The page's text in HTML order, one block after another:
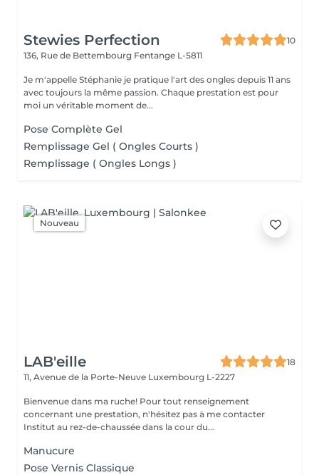
Stewies Perfection
10
136, Rue de Bettembourg Fentange L-5811
Je m'appelle Stéphanie je pratique l'art des ongles depuis 11 ans
avec toujours la même passion. Chaque prestation est pour
moi un véritable moment de...
Pose Complète Gel
Remplissage Gel ( Ongles Courts )
Remplissage ( Ongles Longs )
Nouveau
LAB'eille
18
11, Avenue de la Porte-Neuve Luxembourg L-2227
Bienvenue dans ma ruche! Pour tout renseignement
concernant une prestation, n'hésitez pas à me contacter
Institut au rez-de-chaussée dans la cour du...
Manucure
Pose Vernis Classique